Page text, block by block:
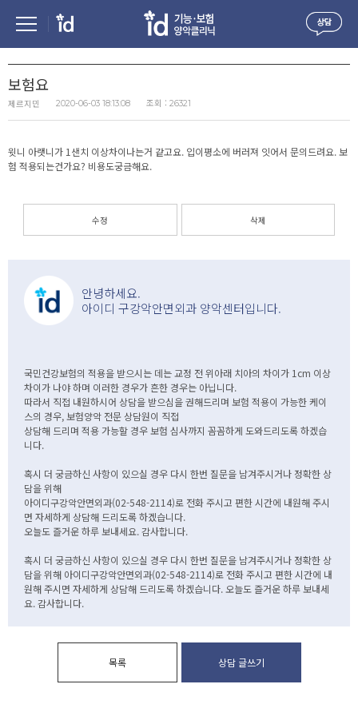
보험요
제르지민 2020-06-03 18:13:08 조회 : 26321
윗니 아랫니가 1샌치 이상차이나는거 같고요. 입이평소에 버러져 잇어서 문의드려요. 보
험 적용되는건가요? 비용도궁금해요.
수정 삭제
안녕하세요.
아이디 구강악안면외과 양악센터입니다.
국민건강보험의 적용을 받으시는 데는 교정 전 위아래 치아의 차이가 1cm 이상
차이가 나야 하며 이러한 경우가 흔한 경우는 아닙니다.
따라서 직접 내원하시어 상담을 받으심을 권해드리며 보험 적용이 가능한 케이
스의 경우, 보험양악 전문 상담원이 직접
상담해 드리며 적용 가능할 경우 보험 심사까지 꼼꼼하게 도와드리도록 하겠습
니다.
혹시 더 궁금하신 사항이 있으실 경우 다시 한번 질문을 남겨주시거나 정확한 상
담을 위해
아이디구강악안면외과(02-548-2114)로 전화 주시고 편한 시간에 내원해 주시
면 자세하게 상담해 드리도록 하겠습니다.
오늘도 즐거운 하루 보내세요. 감사합니다.
혹시 더 궁금하신 사항이 있으실 경우 다시 한번 질문을 남겨주시거나 정확한 상
담을 위해 아이디구강악안면외과(02-548-2114)로 전화 주시고 편한 시간에 내
원해 주시면 자세하게 상담해 드리도록 하겠습니다. 오늘도 즐거운 하루 보내세
요. 감사합니다.